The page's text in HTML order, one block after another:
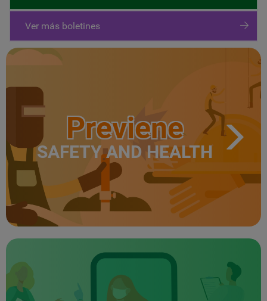
Ver más boletines
Previene
SAFETY AND HEALTH